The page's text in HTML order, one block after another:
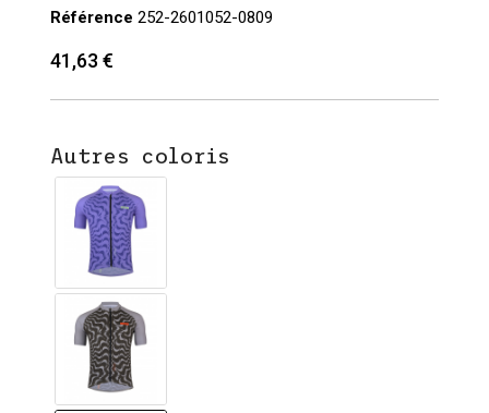
Référence 252-2601052-0809
41,63 €
Autres coloris